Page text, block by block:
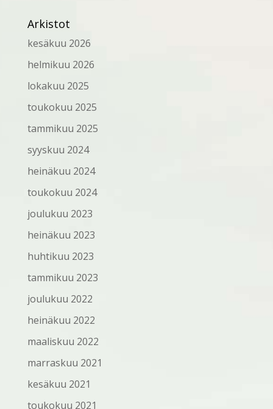
Arkistot
kesäkuu 2026
helmikuu 2026
lokakuu 2025
toukokuu 2025
tammikuu 2025
syyskuu 2024
heinäkuu 2024
toukokuu 2024
joulukuu 2023
heinäkuu 2023
huhtikuu 2023
tammikuu 2023
joulukuu 2022
heinäkuu 2022
maaliskuu 2022
marraskuu 2021
kesäkuu 2021
toukokuu 2021